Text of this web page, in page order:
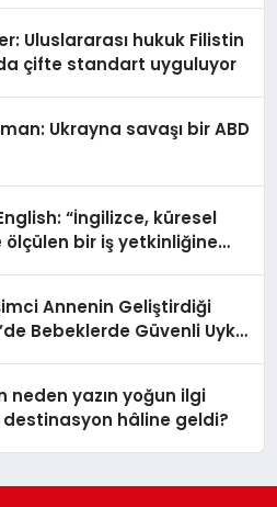
Uluslararası hukuk Filistin
çifte standart uyguluyor
Ukrayna savaşı bir ABD
“İngilizce, küresel
ölçülen bir iş yetkinliğine
Annenin Geliştirdiği
Bebeklerde Güvenli Uyku
neden yazın yoğun ilgi
hâline geldi?